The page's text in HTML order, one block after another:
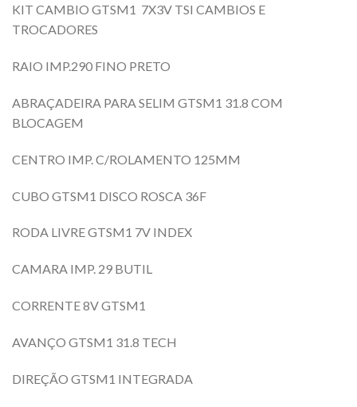
KIT CAMBIO GTSM1 7X3V TSI CAMBIOS E
TROCADORES
RAIO IMP.290 FINO PRETO
ABRAÇADEIRA PARA SELIM GTSM1 31.8 COM
BLOCAGEM
CENTRO IMP. C/ROLAMENTO 125MM
CUBO GTSM1 DISCO ROSCA 36F
RODA LIVRE GTSM1 7V INDEX
CAMARA IMP. 29 BUTIL
CORRENTE 8V GTSM1
AVANÇO GTSM1 31.8 TECH
DIREÇÃO GTSM1 INTEGRADA